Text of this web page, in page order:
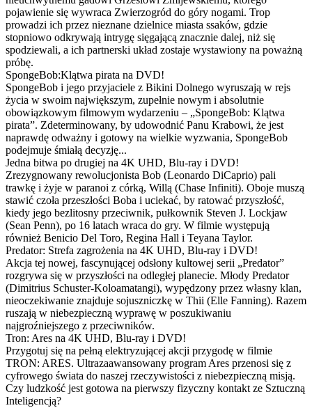
pojawienie się wywraca Zwierzogród do góry nogami. Trop
prowadzi ich przez nieznane dzielnice miasta ssaków, gdzie
stopniowo odkrywają intrygę sięgającą znacznie dalej, niż się
spodziewali, a ich partnerski układ zostaje wystawiony na poważną
próbę.
SpongeBob:Klątwa pirata na DVD!
SpongeBob i jego przyjaciele z Bikini Dolnego wyruszają w rejs
życia w swoim największym, zupełnie nowym i absolutnie
obowiązkowym filmowym wydarzeniu – „SpongeBob: Klątwa
pirata”. Zdeterminowany, by udowodnić Panu Krabowi, że jest
naprawdę odważny i gotowy na wielkie wyzwania, SpongeBob
podejmuje śmiałą decyzję...
Jedna bitwa po drugiej na 4K UHD, Blu-ray i DVD!
Zrezygnowany rewolucjonista Bob (Leonardo DiCaprio) pali
trawkę i żyje w paranoi z córką, Willą (Chase Infiniti). Oboje muszą
stawić czoła przeszłości Boba i uciekać, by ratować przyszłość,
kiedy jego bezlitosny przeciwnik, pułkownik Steven J. Lockjaw
(Sean Penn), po 16 latach wraca do gry. W filmie występują
również Benicio Del Toro, Regina Hall i Teyana Taylor.
Predator: Strefa zagrożenia na 4K UHD, Blu-ray i DVD!
Akcja tej nowej, fascynującej odsłony kultowej serii „Predator”
rozgrywa się w przyszłości na odległej planecie. Młody Predator
(Dimitrius Schuster-Koloamatangi), wypędzony przez własny klan,
nieoczekiwanie znajduje sojuszniczkę w Thii (Elle Fanning). Razem
ruszają w niebezpieczną wyprawę w poszukiwaniu
najgroźniejszego z przeciwników.
Tron: Ares na 4K UHD, Blu-ray i DVD!
Przygotuj się na pełną elektryzującej akcji przygodę w filmie
TRON: ARES. Ultrazaawansowany program Ares przenosi się z
cyfrowego świata do naszej rzeczywistości z niebezpieczną misją.
Czy ludzkość jest gotowa na pierwszy fizyczny kontakt ze Sztuczną
Inteligencją?